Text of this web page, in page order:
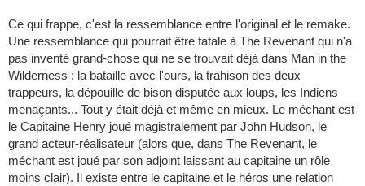
Ce qui frappe, c'est la ressemblance entre l'original et le remake.
Une ressemblance qui pourrait être fatale à The Revenant qui n'a
pas inventé grand-chose qui ne se trouvait déjà dans Man in the
Wilderness : la bataille avec l'ours, la trahison des deux
trappeurs, la dépouille de bison disputée aux loups, les Indiens
menaçants... Tout y était déjà et même en mieux. Le méchant est
le Capitaine Henry joué magistralement par John Hudson, le
grand acteur-réalisateur (alors que, dans The Revenant, le
méchant est joué par son adjoint laissant au capitaine un rôle
moins clair). Il existe entre le capitaine et le héros une relation